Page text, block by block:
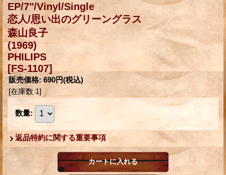
EP/7"/Vinyl/Single
恋人/思い出のグリーングラス
森山良子
(1969)
PHILIPS
[FS-1107]
販売価格: 690円(税込)
[在庫数 1]
数量:
返品特約に関する重要事項